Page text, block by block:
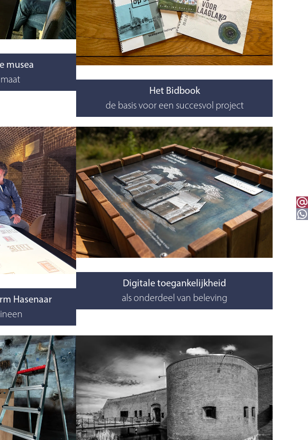
musea
Het Bidbook
de basis voor een succesvol project
Hasenaar
Digitale toegankelijkheid
als onderdeel van beleving